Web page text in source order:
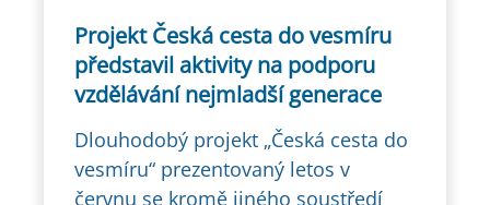
Projekt Česká cesta do vesmíru
představil aktivity na podporu
vzdělávání nejmladší generace
Dlouhodobý projekt „Česká cesta do
vesmíru“ prezentovaný letos v
červnu se kromě jiného soustředí